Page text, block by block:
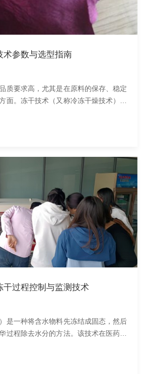
术参数与选型指南
质要求高，尤其是在原料的保存、稳定
面。冻干技术（又称冷冻干燥技术）凭
此在化妆品行业中得到了广泛应用。本
的技术参数及选型指南，帮助企业在选
干过程控制与监测技术
是一种将含水物料先冻结成固态，然后
过程除去水分的方法。该技术在医药、
生产之间的设备，对于工艺开发和放大
重点讨论中试型冻干机在冻干过程中的